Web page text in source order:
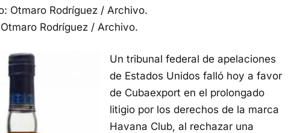
Rodríguez / Archivo.
Un tribunal federal de apelaciones
de Estados Unidos falló hoy a favor
de Cubaexport en el prolongado
litigio por los derechos de la marca
Havana Club, al rechazar una